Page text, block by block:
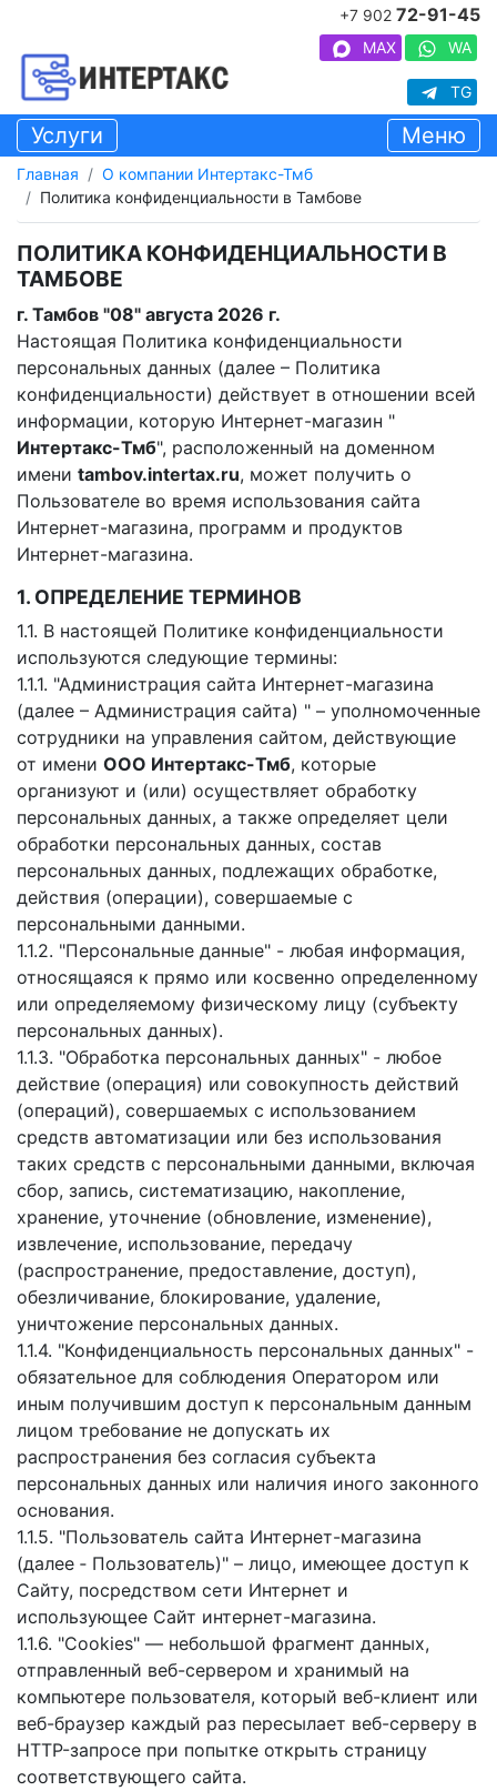
+7 902 72-91-45
MAX WA
TG
Услуги Меню
Главная
О компании Интертакс-Тмб
Политика конфиденциальности в Тамбове
ПОЛИТИКА КОНФИДЕНЦИАЛЬНОСТИ В
ТАМБОВЕ
г. Тамбов "08" августа 2026 г.
Настоящая Политика конфиденциальности
персональных данных (далее – Политика
конфиденциальности) действует в отношении всей
информации, которую Интернет-магазин "
Интертакс-Тмб", расположенный на доменном
имени tambov.intertax.ru, может получить о
Пользователе во время использования сайта
Интернет-магазина, программ и продуктов
Интернет-магазина.
1. ОПРЕДЕЛЕНИЕ ТЕРМИНОВ
1.1. В настоящей Политике конфиденциальности
используются следующие термины:
1.1.1. "Администрация сайта Интернет-магазина
(далее – Администрация сайта) " – уполномоченные
сотрудники на управления сайтом, действующие
от имени ООО Интертакс-Тмб, которые
организуют и (или) осуществляет обработку
персональных данных, а также определяет цели
обработки персональных данных, состав
персональных данных, подлежащих обработке,
действия (операции), совершаемые с
персональными данными.
1.1.2. "Персональные данные" - любая информация,
относящаяся к прямо или косвенно определенному
или определяемому физическому лицу (субъекту
персональных данных).
1.1.3. "Обработка персональных данных" - любое
действие (операция) или совокупность действий
(операций), совершаемых с использованием
средств автоматизации или без использования
таких средств с персональными данными, включая
сбор, запись, систематизацию, накопление,
хранение, уточнение (обновление, изменение),
извлечение, использование, передачу
(распространение, предоставление, доступ),
обезличивание, блокирование, удаление,
уничтожение персональных данных.
1.1.4. "Конфиденциальность персональных данных" -
обязательное для соблюдения Оператором или
иным получившим доступ к персональным данным
лицом требование не допускать их
распространения без согласия субъекта
персональных данных или наличия иного законного
основания.
1.1.5. "Пользователь сайта Интернет-магазина
(далее ‑ Пользователь)" – лицо, имеющее доступ к
Сайту, посредством сети Интернет и
использующее Сайт интернет-магазина.
1.1.6. "Cookies" — небольшой фрагмент данных,
отправленный веб-сервером и хранимый на
компьютере пользователя, который веб-клиент или
веб-браузер каждый раз пересылает веб-серверу в
HTTP-запросе при попытке открыть страницу
соответствующего сайта.